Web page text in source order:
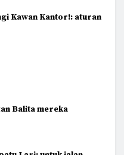
Kawan Kantor!: aturan
Balita mereka